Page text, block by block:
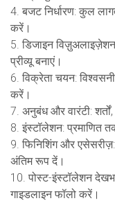
4. बजट निर्धारण: कुल
करें।
5. डिजाइन
प्रीव्यू बनाएं।
6. विक्रेता चयन:
करें।
7. अनुबंध और वारंटी:
8. इंस्टॉलेशन: प्रमाणित
9. फिनिशिंग और
अंतिम रूप दें।
10. पोस्ट-इंस्टॉलेशन
गाइडलाइन फॉलो करें।